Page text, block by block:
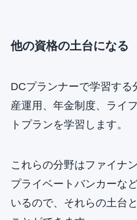
他の資格の土台になる
DCプランナーで学習する
産運用、年金制度、ライ
トプランを学習します。
これらの分野はファイナ
プライベートバンカーな
いるので、それらの土台